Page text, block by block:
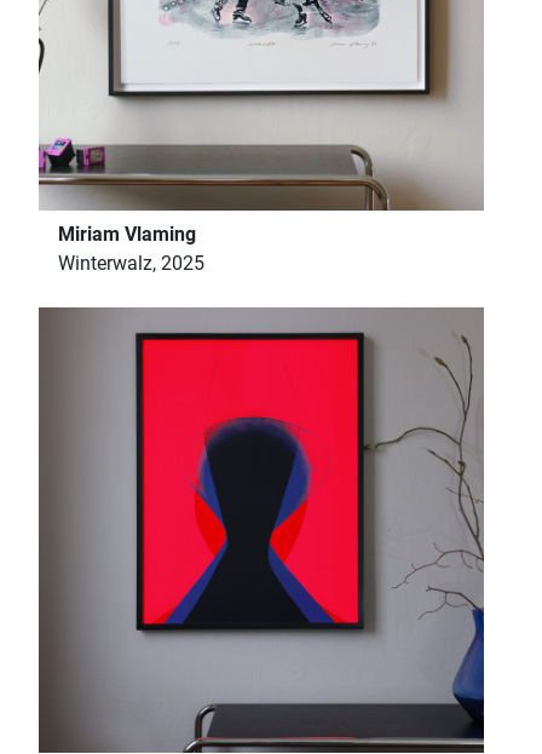
Miriam Vlaming
Winterwalz, 2025